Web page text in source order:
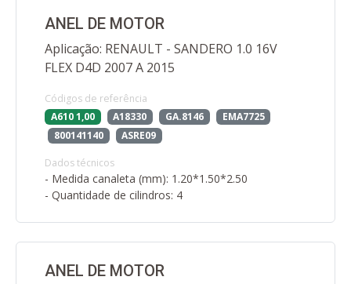
ANEL DE MOTOR
Aplicação: RENAULT - SANDERO 1.0 16V
FLEX D4D 2007 A 2015
Códigos de referência
A610 1,00
A18330 GA.8146
EMA7725
800141140
ASRE09
Dados técnicos
- Medida canaleta (mm): 1.20*1.50*2.50
- Quantidade de cilindros: 4
ANEL DE MOTOR